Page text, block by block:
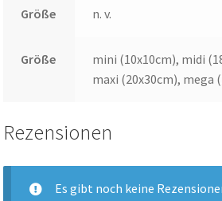
Größe n. v.
Größe
mini (10x10cm), midi
maxi (20x30cm), mega
Rezensionen
Es gibt noch keine